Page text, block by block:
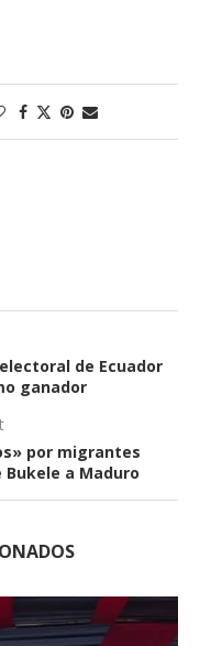
de Ecuador
ganador
por migrantes
a Maduro